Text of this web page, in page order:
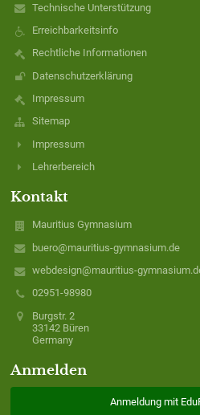
Technische Unterstützung
Erreichbarkeitsinfo
Rechtliche Informationen
Datenschutzerklärung
Impressum
Sitemap
Impressum
Lehrerbereich
Kontakt
Mauritius Gymnasium
buero@mauritius-gymnasium.de
webdesign@mauritius-
02951-98980
Burgstr. 2
33142 Büren
Germany
Anmelden
Anmeldung mit